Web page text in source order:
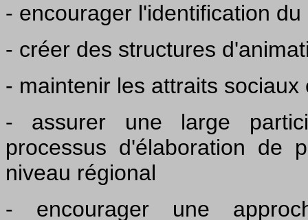
- encourager l'identification
- créer des structures
- maintenir les attraits
- assurer une large
processus d'élaboration de
niveau régional
- encourager une